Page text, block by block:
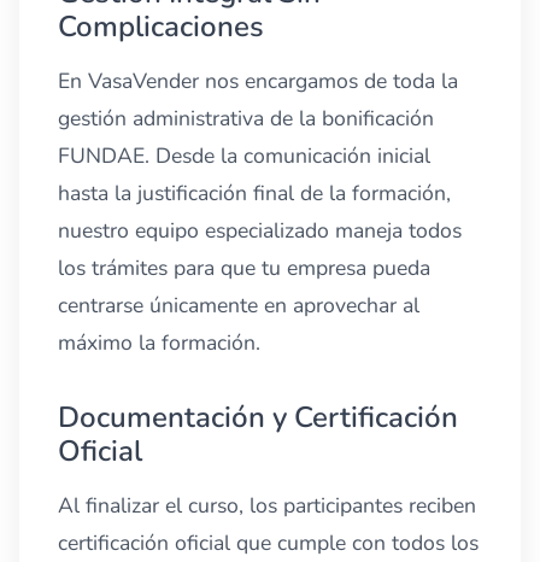
Complicaciones
En VasaVender nos encargamos de toda la
gestión administrativa de la bonificación
FUNDAE. Desde la comunicación inicial
hasta la justificación final de la formación,
nuestro equipo especializado maneja todos
los trámites para que tu empresa pueda
centrarse únicamente en aprovechar al
máximo la formación.
Documentación y Certificación
Oficial
Al finalizar el curso, los participantes reciben
certificación oficial que cumple con todos los